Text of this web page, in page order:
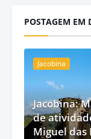
POSTAGEM EM
Jacobina
Jacobina:
de
Miguel das